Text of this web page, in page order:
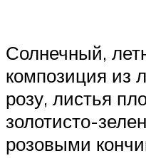
Солнечный,
композиция из
розу, листья
золотисто-
розовыми